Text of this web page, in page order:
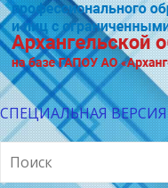
СПЕЦИАЛЬНАЯ ВЕРСИЯ